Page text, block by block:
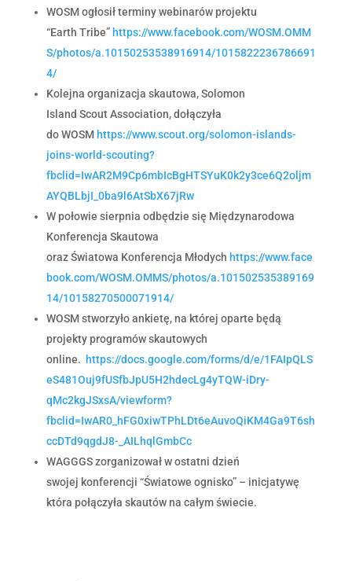
WOSM ogłosił terminy webinarów projektu
“Earth Tribe” https://www.facebook.com/WOSM.OMM
S/photos/a.10150253538916914/1015822236786691
4/
Kolejna organizacja skautowa, Solomon
Island Scout Association, dołączyła
do WOSM https://www.scout.org/solomon-islands-
joins-world-scouting?
fbclid=IwAR2M9Cp6mbIcBgHTSYuK0k2y3ce6Q2oljm
AYQBLbjI_0ba9l6AtSbX67jRw
W połowie sierpnia odbędzie się Międzynarodowa
Konferencja Skautowa
oraz Światowa Konferencja Młodych https://www.face
book.com/WOSM.OMMS/photos/a.101502535389169
14/10158270500071914/
WOSM stworzyło ankietę, na której oparte będą
projekty programów skautowych
online. https://docs.google.com/forms/d/e/1FAIpQLS
eS481Ouj9fUSfbJpU5H2hdecLg4yTQW-iDry-
qMc2kgJSxsA/viewform?
fbclid=IwAR0_hFG0xiwTPhLDt6eAuvoQiKM4Ga9T6sh
ccDTd9qgdJ8-_AILhqlGmbCc
WAGGGS zorganizował w ostatni dzień
swojej konferencji “Światowe ognisko” – inicjatywę
która połączyła skautów na całym świecie.